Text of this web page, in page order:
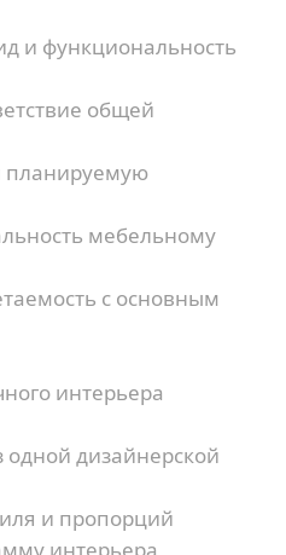
и функциональность
общей
планируемую
мебельному
с основным
интерьера
дизайнерской
и пропорций